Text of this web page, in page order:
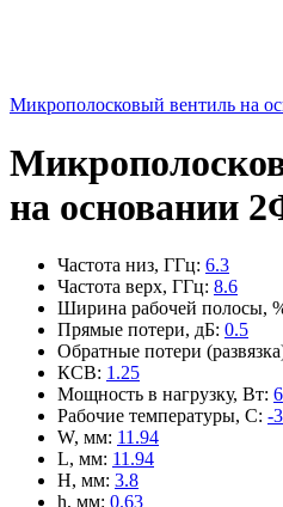
Микрополосковый вентиль на
на основании
Частота низ, ГГц: 6.3
Частота верх, ГГц: 8.6
Ширина рабочей полосы,
Прямые потери, дБ: 0.5
Обратные потери
КСВ: 1.25
Мощность в нагрузку, Вт: 6
Рабочие температуры, С: -
W, мм: 11.94
L, мм: 11.94
H, мм: 3.8
h, мм: 0.63